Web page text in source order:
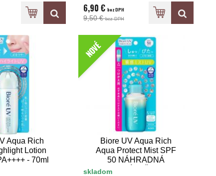
6,90 € bez DPH
9,50 €bez DPH
Aqua Rich
Lotion
- 70ml
NOVÉ
Biore UV Aqua Rich
Aqua Protect Mist SPF
50 NÁHRADNÁ
skladom